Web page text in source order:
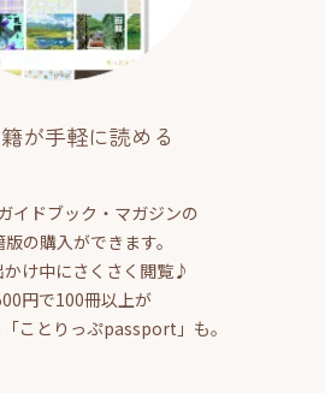
が手軽に読める
イドブック・マガジンの
の購入ができます。
け中にさくさく閲覧♪
円で100冊以上が
ことりっぷpassport」も。